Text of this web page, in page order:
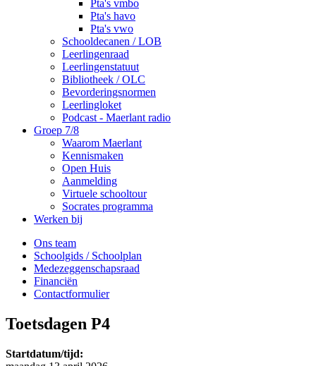
Pta's vmbo
Pta's havo
Pta's vwo
Schooldecanen / LOB
Leerlingenraad
Leerlingenstatuut
Bibliotheek / OLC
Bevorderingsnormen
Leerlingloket
Podcast - Maerlant radio
Groep 7/8
Waarom Maerlant
Kennismaken
Open Huis
Aanmelding
Virtuele schooltour
Socrates programma
Werken bij
Ons team
Schoolgids / Schoolplan
Medezeggenschapsraad
Financiën
Contactformulier
Toetsdagen P4
Startdatum/tijd: